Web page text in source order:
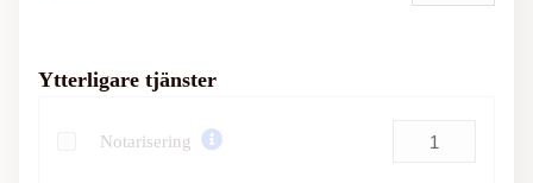
Ytterligare tjänster
Notarisering